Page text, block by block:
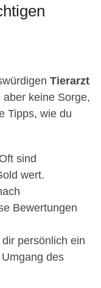
Tierarzt
keine Sorge,
Tipps, wie du
Oft sind
wert.
Bewertungen
dir persönlich ein
des